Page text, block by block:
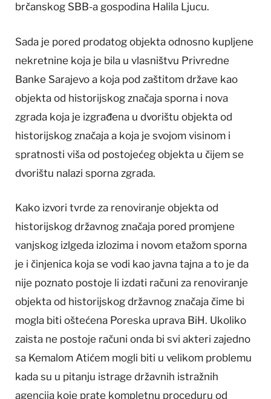
brčanskog SBB-a gospodina Halila Ljucu.
Sada je pored prodatog objekta odnosno kupljene
nekretnine koja je bila u vlasništvu Privredne
Banke Sarajevo a koja pod zaštitom države kao
objekta od historijskog značaja sporna i nova
zgrada koja je izgrađena u dvorištu objekta od
historijskog značaja a koja je svojom visinom i
spratnosti viša od postojećeg objekta u čijem se
dvorištu nalazi sporna zgrada.
Kako izvori tvrde za renoviranje objekta od
historijskog državnog značaja pored promjene
vanjskog izlgeda izlozima i novom etažom sporna
je i činjenica koja se vodi kao javna tajna a to je da
nije poznato postoje li izdati računi za renoviranje
objekta od historijskog državnog značaja čime bi
mogla biti oštećena Poreska uprava BiH. Ukoliko
zaista ne postoje računi onda bi svi akteri zajedno
sa Kemalom Atićem mogli biti u velikom problemu
kada su u pitanju istrage državnih istražnih
agencija koje prate kompletnu proceduru od